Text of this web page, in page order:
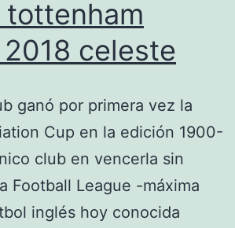
celeste
ganó por primera vez la
Cup en la edición 1900-
club en vencerla sin
Football League -máxima
inglés hoy conocida